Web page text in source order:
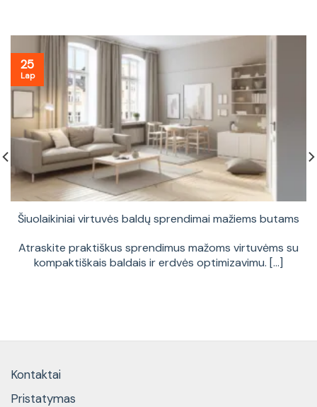
Šiuolaikiniai virtuvės baldų sprendimai mažiems butams
Atraskite praktiškus sprendimus mažoms virtuvėms su
kompaktiškais baldais ir erdvės optimizavimu. [...]
25
Lap
Kontaktai
Pristatymas